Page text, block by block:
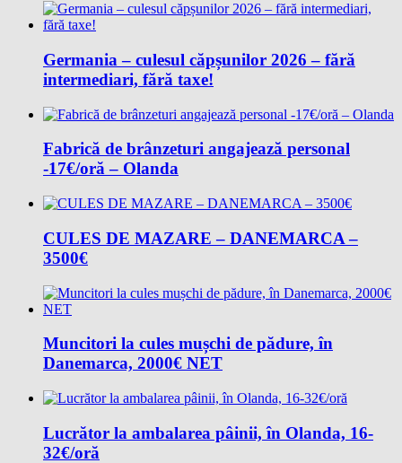
Germania – culesul căpșunilor 2026 – fără
intermediari, fără taxe!
Fabrică de brânzeturi angajează personal
-17€/oră – Olanda
CULES DE MAZARE – DANEMARCA –
3500€
Muncitori la cules mușchi de pădure, în
Danemarca, 2000€ NET
Lucrător la ambalarea pâinii, în Olanda, 16-
32€/oră